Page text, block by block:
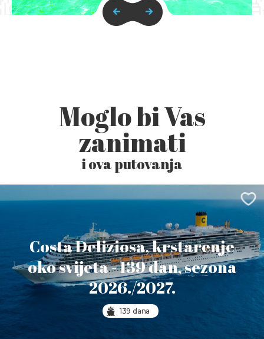
Moglo bi Vas
zanimati
i ova putovanja
Costa Deliziosa, krstarenje
oko svijeta - 139 dan, sezona
2026./2027.
139 dana